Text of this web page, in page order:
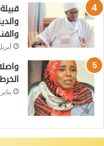
أبريل 28,
يناير 20, 2024